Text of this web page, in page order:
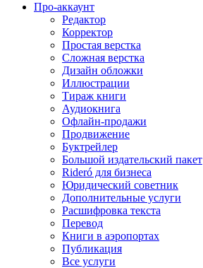
Про-аккаунт
Редактор
Корректор
Простая верстка
Сложная верстка
Дизайн обложки
Иллюстрации
Тираж книги
Аудиокнига
Офлайн-продажи
Продвижение
Буктрейлер
Большой издательский пакет
Rideró для бизнеса
Юридический советник
Дополнительные услуги
Расшифровка текста
Перевод
Книги в аэропортах
Публикация
Все услуги